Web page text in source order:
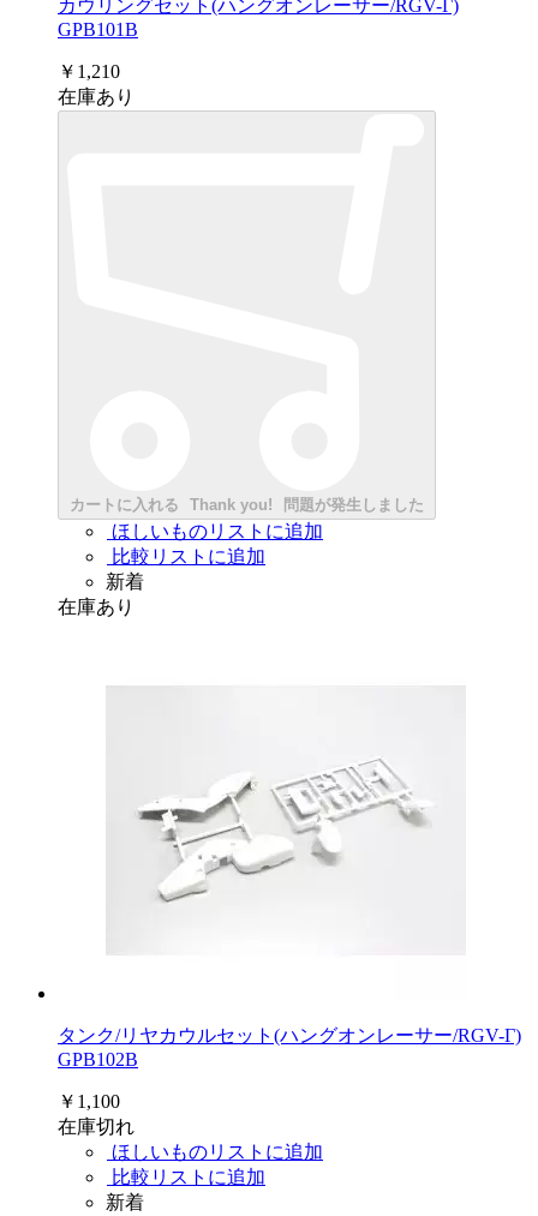
カウリングセット(ハングオンレーサー/RGV-Γ)
GPB101B
￥1,210
在庫あり
カートに入れる Thank you! 問題が発生しました
ほしいものリストに追加
比較リストに追加
新着
在庫あり
タンク/リヤカウルセット(ハングオンレーサー/RGV-Γ)
GPB102B
￥1,100
在庫切れ
ほしいものリストに追加
比較リストに追加
新着